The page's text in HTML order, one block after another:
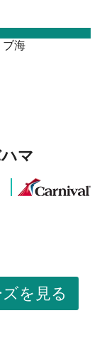
マ
を見る